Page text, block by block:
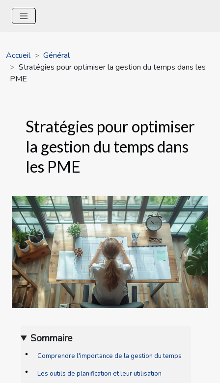
Accueil
Général
Stratégies pour optimiser la gestion du temps dans les
PME
Stratégies pour optimiser
la gestion du temps dans
les PME
Sommaire
Comprendre l'importance de la gestion du temps
Les outils de planification et leur utilisation